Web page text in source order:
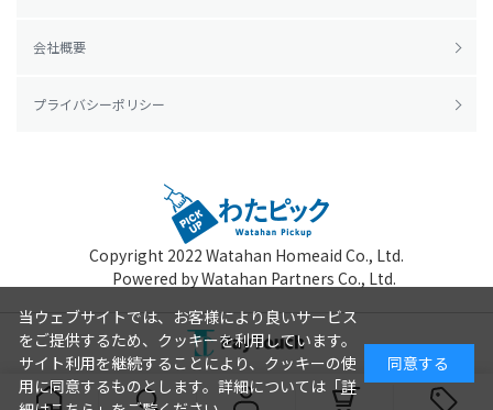
会社概要
プライバシーポリシー
Copyright 2022 Watahan Homeaid Co., Ltd.
Powered by Watahan Partners Co., Ltd.
当ウェブサイトでは、お客様により良いサービス
をご提供するため、クッキーを利用しています。
サイト利用を継続することにより、クッキーの使
用に同意するものとします。詳細については「詳
同意する